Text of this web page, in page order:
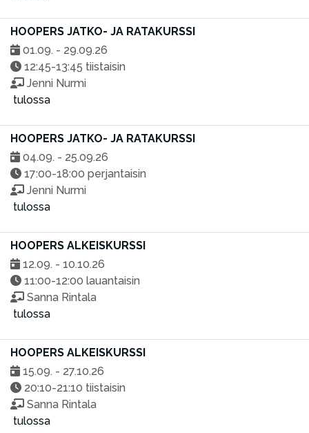
HOOPERS JATKO- JA RATAKURSSI
01.09. - 29.09.26
12:45-13:45 tiistaisin
Jenni Nurmi
tulossa
HOOPERS JATKO- JA RATAKURSSI
04.09. - 25.09.26
17:00-18:00 perjantaisin
Jenni Nurmi
tulossa
HOOPERS ALKEISKURSSI
12.09. - 10.10.26
11:00-12:00 lauantaisin
Sanna Rintala
tulossa
HOOPERS ALKEISKURSSI
15.09. - 27.10.26
20:10-21:10 tiistaisin
Sanna Rintala
tulossa